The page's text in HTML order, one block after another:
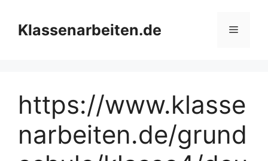
Inhalt
springenKlassenarbeiten.de Menü
https://www.klasse
narbeiten.de/grund